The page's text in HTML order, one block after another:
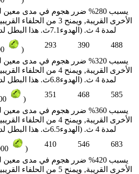
يسبب 280% ضرر هجوم في مدى
الأخرى القريبة, ويمنح 3
لمدة 4 ث. (الهدوء7.1ث. هذا البطل لديه موهبة إحياء م5)
)
293 390
488
يسبب 320% ضرر هجوم في مدى
الأخرى القريبة, ويمنح 4
لمدة 4 ث. (الهدوء6.8ث. هذا البطل لديه موهبة إحياء م5)
)
351 468
585
يسبب 360% ضرر هجوم في مدى
الأخرى القريبة, ويمنح 4
لمدة 4 ث. (الهدوء6.5ث. هذا البطل لديه موهبة إحياء م5)
)
410 546
683
يسبب 420% ضرر هجوم في مدى
الأخرى القريبة, ويمنح 5